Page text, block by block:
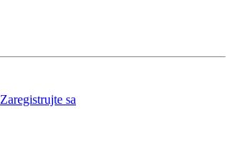
Zaregistrujte sa